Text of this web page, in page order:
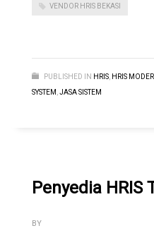
VENDOR HRIS BEKASI
PUBLISHED IN HRIS HRIS
SYSTEM JASA SISTEM
Penyedia HRIS
BY